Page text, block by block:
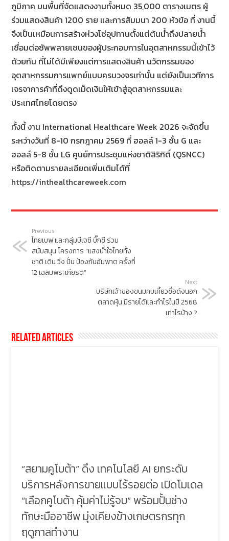
ภูมิภาค บนพื้นที่จัดแสดงงานทั้งหมด 35,000 ตารางเมตร ผู้
ร่วมแสดงสินค้า 1200 ราย และการสัมมนา 200 หัวข้อ ที่ งานนี้
จึงเป็นเหมือนการสร้างห่วงโซ่อุปทานตั้งแต่ต้นน้ำถึงปลายน้ำ
เชื่อมต่อซัพพลายเชนของผู้ประกอบการในอุตสาหกรรมนี้เข้าไว้
ด้วยกัน ที่ไม่ได้มีเพียงแต่การแสดงสินค้า นวัตกรรมของ
อุตสาหกรรมการแพทย์แบบครบวงจรเท่านั้น แต่ยังเป็นเวทีการ
เจรจาการค้าที่ดึงดูดเม็ดเงินให้เข้าสู่อุตสาหกรรมและ
ประเทศไทยโดยตรง
ทั้งนี้ งาน International Healthcare Week 2026 จะจัดขึ้น
ระหว่างวันที่ 8-10 กรกฎาคม 2569 ที่ ฮอลล์ 1-3 ชั้น G และ
ฮอลล์ 5-8 ชั้น LG ศูนย์การประชุมแห่งชาติสิริกิติ์ (QSNCC)
หรือติดตามรายละเอียดเพิ่มเติมได้ที่
https://inthealthcareweek.com
Previous
ไทยเบฟ และกลุ่มบีเจซี บิ๊กซี ร่วม
สนับสนุน โครงการ “แสงนำใจไทยทั้ง
ชาติ เดิน วิ่ง ปั่น ป้องกันอัมพาต ครั้งที่
12 เฉลิมพระเกียรติ”
Next
บริษัทเจ้าของขนมคบเคี้ยวชื่อดังนอก
ตลาดหุ้น มีรายได้และกำไรในปี 2568
เท่าไรบ้าง ?
Related Articles
“สยามคูโบต้า” ดึง เทคโนโลยี AI ยกระดับ
บริการหลังการขายแบบไร้รอยต่อ เปิดโมเดล
“เลือกคูโบต้า คุ้มค่าไม่รู้จบ” พร้อมปั้นช่าง
ทักษะมืออาชีพ มุ่งเคียงข้างเกษตรกรทุก
ฤดูกาลทำงาน